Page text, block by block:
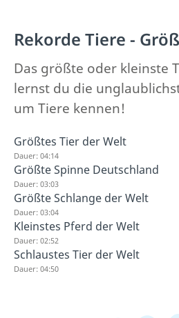
Rekorde Tiere -
Das größte oder kleinste
lernst du die
um Tiere kennen!
Größtes Tier der Welt
Dauer: 04:14
Größte Spinne Deutschland
Dauer: 03:03
Größte Schlange der Welt
Dauer: 03:04
Kleinstes Pferd der Welt
Dauer: 02:52
Schlaustes Tier der Welt
Dauer: 04:50